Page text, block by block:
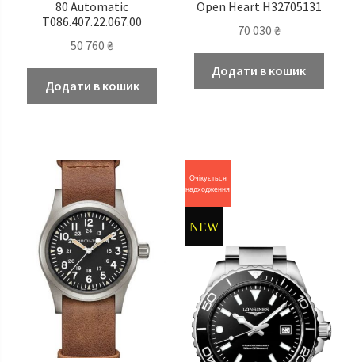
80 Automatic
T086.407.22.067.00
50 760₴
Додати в кошик
Open Heart H32705131
70 030 ₴
Додати в кошик
Очікується
надходження
NEW